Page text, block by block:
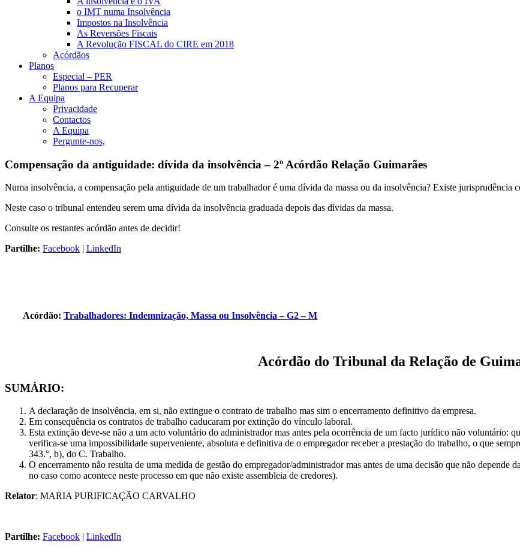
o IMT numa Insolvência
Impostos na Insolvência
As Reversões Fiscais
A Revolução FISCAL do CIRE em 2018
Acórdãos
Planos
Especial – PER
Planos para Recuperar
A Equipa
Privacidade
Contactos
A Equipa
Pergunte-nos,
Compensação da antiguidade: dívida da insolvência – 2º Acórdão Relação Guimarães
Numa insolvência, a compensação pela antiguidade de um trabalhador é uma dívida da massa ou da insolvência? Existe jurisprudência
Neste caso o tribunal entendeu serem uma dívida da insolvência graduada depois das dívidas da massa.
Consulte os restantes acórdão antes de decidir!
Partilhe: Facebook | LinkedIn
Acórdão: Trabalhadores: Indemnização, Massa ou Insolvência – G2 – M
Acórdão do Tribunal da Relação de
SUMÁRIO:
A declaração de insolvência, em si, não extingue o contrato de trabalho mas sim o encerramento definitivo da empresa.
Em consequência os contratos de trabalho caducaram por extinção do vínculo laboral.
Esta extinção deve-se não a um acto voluntário do administrador mas antes pela ocorrência de um facto jurídico não voluntário:
verifica-se uma impossibilidade superveniente, absoluta e definitiva de o empregador receber a prestação do trabalho, o que
343.°, b), do C. Trabalho.
O encerramento não resulta de uma medida de gestão do empregador/administrador mas antes de uma decisão que não
no caso como acontece neste processo em que não existe assembleia de credores).
Relator: MARIA PURIFICAÇÃO CARVALHO
Partilhe: Facebook | LinkedIn